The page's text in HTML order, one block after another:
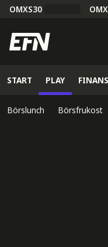
OMXS30
START PLAY
Börslunch Börsfrukost